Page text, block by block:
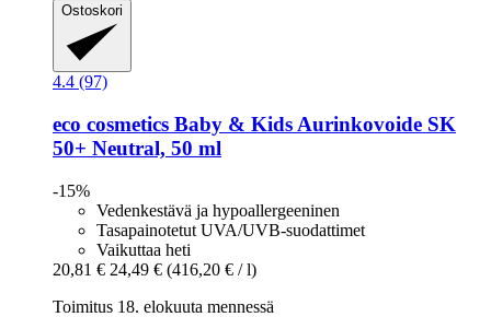
Ostoskori
4.4 (97)
eco cosmetics Baby & Kids Aurinkovoide SK
50+ Neutral, 50 ml
-15%
Vedenkestävä ja hypoallergeeninen
Tasapainotetut UVA/UVB-suodattimet
Vaikuttaa heti
20,81 € 24,49 € (416,20 € / l)
Toimitus 18. elokuuta mennessä